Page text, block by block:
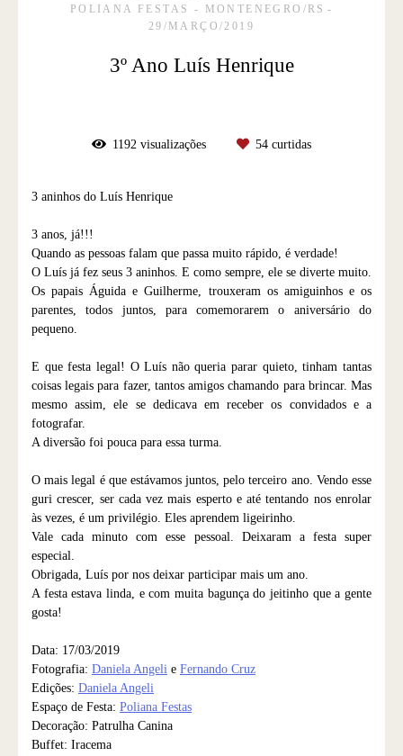
POLIANA FESTAS - MONTENEGRO/RS
29/MARÇO/2019
3º Ano Luís Henrique
1192 visualizações 54 curtidas
3 aninhos do Luís Henrique
3 anos, já!!!
Quando as pessoas falam que passa muito rápido, é verdade!
O Luís já fez seus 3 aninhos. E como sempre, ele se diverte muito.
Os papais Águida e Guilherme, trouxeram os amiguinhos e os
parentes, todos juntos, para comemorarem o aniversário do
pequeno.
E que festa legal! O Luís não queria parar quieto, tinham tantas
coisas legais para fazer, tantos amigos chamando para brincar. Mas
mesmo assim, ele se dedicava em receber os convidados e a
fotografar.
A diversão foi pouca para essa turma.
O mais legal é que estávamos juntos, pelo terceiro ano. Vendo esse
guri crescer, ser cada vez mais esperto e até tentando nos enrolar
às vezes, é um privilégio. Eles aprendem ligeirinho.
Vale cada minuto com esse pessoal. Deixaram a festa super
especial.
Obrigada, Luís por nos deixar participar mais um ano.
A festa estava linda, e com muita bagunça do jeitinho que a gente
gosta!
Data: 17/03/2019
Fotografia: Daniela Angeli e Fernando Cruz
Edições: Daniela Angeli
Espaço de Festa: Poliana Festas
Decoração: Patrulha Canina
Buffet: Iracema